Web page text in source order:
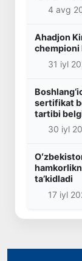
4 avg
Ahadjon
chempioni
31 iyl
sertifikat
tartibi
30 iyl
taʼkidladi
17 iyl